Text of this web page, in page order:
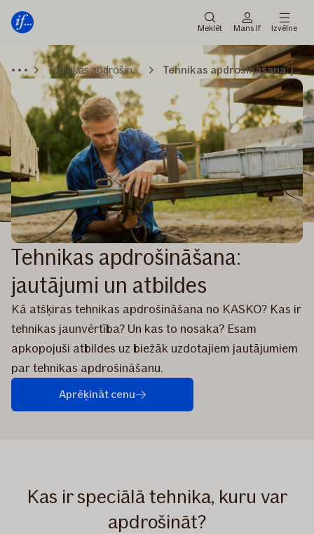
izvēlne
Meklēt Mans If Izvēlne
Tehnikas apdrošināšana Tehnikas apdrošināšana: jautājumi un atbildes
Tehnikas apdrošināšana:
jautājumi un atbildes
Kā atšķiras tehnikas apdrošināšana no KASKO? Kas ir
tehnikas jaunvērtība? Un kas to nosaka? Esam
apkopojuši atbildes uz biežāk uzdotajiem jautājumiem
par tehnikas apdrošināšanu.
Aprēķināt cenu
Kas ir speciālā tehnika, kuru var
apdrošināt?